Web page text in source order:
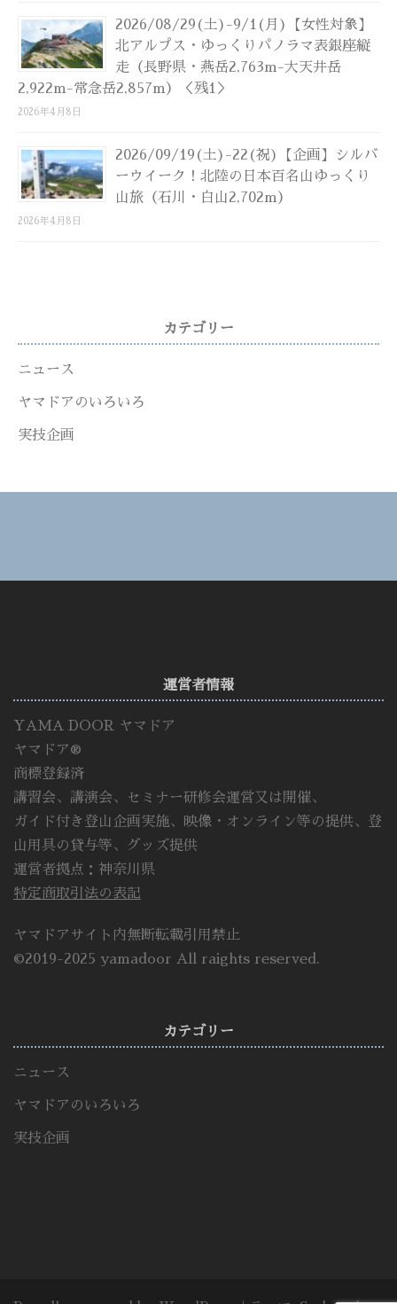
2026/08/29(土)-9/1(月)【女性対象】
北アルプス・ゆっくりパノラマ表銀座縦
走（長野県・燕岳2,763m-大天井岳
2,922m-常念岳2,857m）＜残1＞
2026年4月8日
2026/09/19(土)-22(祝)【企画】シルバ
ーウイーク！北陸の日本百名山ゆっくり
山旅（石川・白山2,702m）
2026年4月8日
カテゴリー
ニュース
ヤマドアのいろいろ
実技企画
運営者情報
YAMA DOOR ヤマドア
ヤマドア®
商標登録済
講習会、講演会、セミナー研修会運営又は開催、
ガイド付き登山企画実施、映像・オンライン等の提供、登
山用具の貸与等、グッズ提供
運営者拠点：神奈川県
特定商取引法の表記
ヤマドアサイト内無断転載引用禁止
©2019-2025 yamadoor All raights reserved.
カテゴリー
ニュース
ヤマドアのいろいろ
実技企画